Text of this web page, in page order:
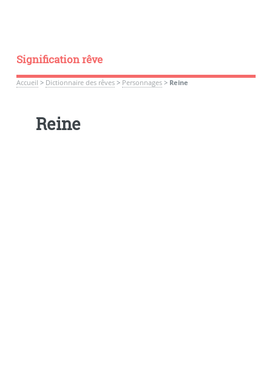
Signification rêve
Accueil > Dictionnaire des rêves> Personnages> Reine
Reine